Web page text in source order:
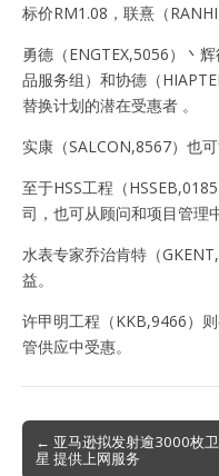
标价RM1.08，联熹（
勇德（ENGTEX,5056）丶
品服务组）和协德（
替换计划的潜在受惠者 。
实康（SALCON,8567）也
至于HSS工程（
司，也可从顾问和项目管理
水表专家乔治肯特（
益。
许甲明工程（KKB,9466）
管供应中受惠。
Post
navigation
← 亚马逊拟发射逾3000枚卫
星 提供上网服务